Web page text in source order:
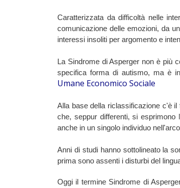
Caratterizzata da difficoltà nelle
comunicazione delle emozioni, da
interessi insoliti per argomento e
La Sindrome di Asperger non è più
specifica forma di autismo, ma è
Umane Economico Sociale
Alla base della riclassificazione c'è
che, seppur differenti, si
anche in un singolo individuo
Anni di studi hanno sottolineato la
prima sono assenti i disturbi del
Oggi il termine Sindrome di